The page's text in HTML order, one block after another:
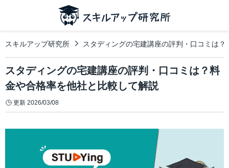
スキルアップ研究所 スタディングの宅建講座の評判・口コミは
スタディングの宅建講座の評判・口コミは？料
金や合格率を他社と比較して解説
更新 2026/03/08